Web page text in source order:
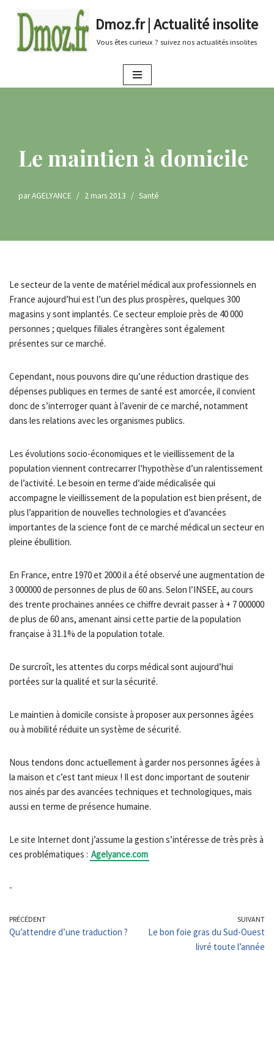
au
Dmoz.fr | Actualité insolite
Vous êtes curieux ? suivez nos actualités insolites
Le maintien à domicile
parAGELYANCE 2 mars 2013 Santé
Le secteur de la vente de matériel médical aux professionnels en
France aujourd’hui est l’un des plus prospères, quelques 300
magasins y sont implantés. Ce secteur emploie près de 40 000
personnes ; quelques filiales étrangères sont également
présentes sur ce marché.
Cependant, nous pouvons dire qu’une réduction drastique des
dépenses publiques en termes de santé est amorcée, il convient
donc de s’interroger quant à l’avenir de ce marché, notamment
dans les relations avec les organismes publics.
Les évolutions socio-économiques et le vieillissement de la
population viennent contrecarrer l’hypothèse d’un ralentissement
de l’activité. Le besoin en terme d’aide médicalisée qui
accompagne le vieillissement de la population est bien présent, de
plus l’apparition de nouvelles technologies et d’avancées
importantes de la science font de ce marché médical un secteur en
pleine ébullition.
En France, entre 1970 et 2000 il a été observé une augmentation de
3 000000 de personnes de plus de 60 ans. Selon l’INSEE, au cours
des trente prochaines années ce chiffre devrait passer à + 7 000000
de plus de 60 ans, amenant ainsi cette partie de la population
française à 31.1% de la population totale.
De surcroît, les attentes du corps médical sont aujourd’hui
portées sur la qualité et sur la sécurité.
Le maintien à domicile consiste à proposer aux personnes âgées
ou à mobilité réduite un système de sécurité.
Nous tendons donc actuellement à garder nos personnes âgées à
la maison et c’est tant mieux ! Il est donc important de soutenir
nos ainés par des avancées techniques et technologiques, mais
aussi en terme de présence humaine.
Le site Internet dont j’assume la gestion s’intéresse de très près à
ces problématiques : Agelyance.com
-
PRÉCÉDENT
Qu’attendre d’une traduction ?
SUIVANT
Le bon foie gras du Sud-Ouest
livré toute l’année